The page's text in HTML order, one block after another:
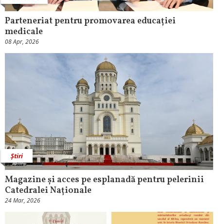
Parteneriat pentru promovarea educației
medicale
08 Apr, 2026
Știri
Magazine și acces pe esplanadă pentru pelerinii
Catedralei Naționale
24 Mar, 2026